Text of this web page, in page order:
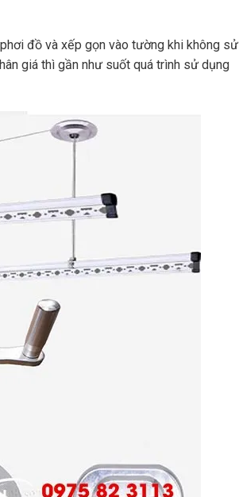
đồ và xếp gọn vào tường khi không sử
giá thì gần như suốt quá trình sử dụng